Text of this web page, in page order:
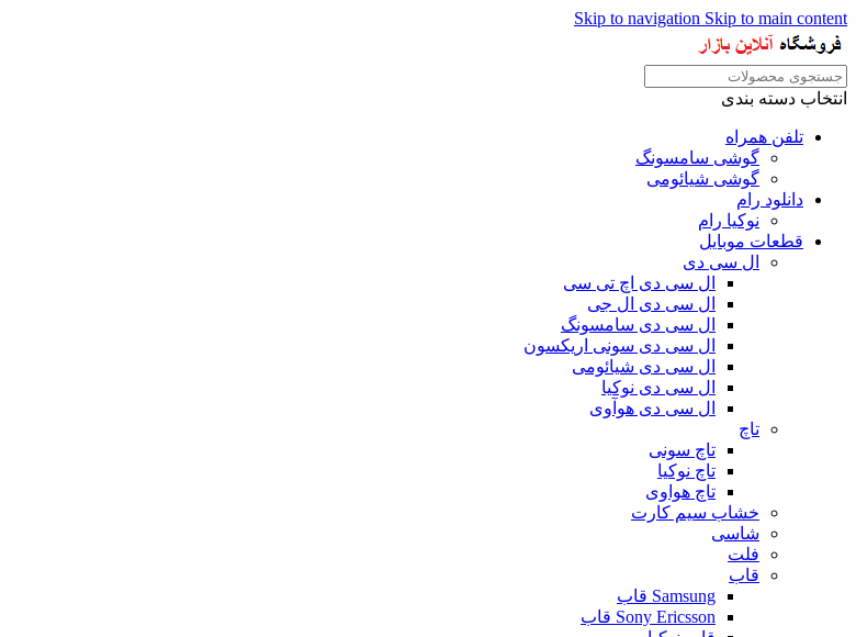
Skip to navigation Skip to main content
انتخاب دسته بندی
تلفن همراه
گوشی سامسونگ
گوشی شیائومی
دانلود رام
نوکیا رام
قطعات موبایل
ال سی دی
ال سی دی اچ تی سی
ال سی دی ال جی
ال سی دی سامسونگ
ال سی دی سونی اریکسون
ال سی دی شیائومی
ال سی دی نوکیا
ال سی دی هوآوی
تاچ
تاچ سونی
تاچ نوکیا
تاچ هواوی
خشاب سیم کارت
شاسی
فلت
قاب
Samsung قاب
Sony Ericsson قاب